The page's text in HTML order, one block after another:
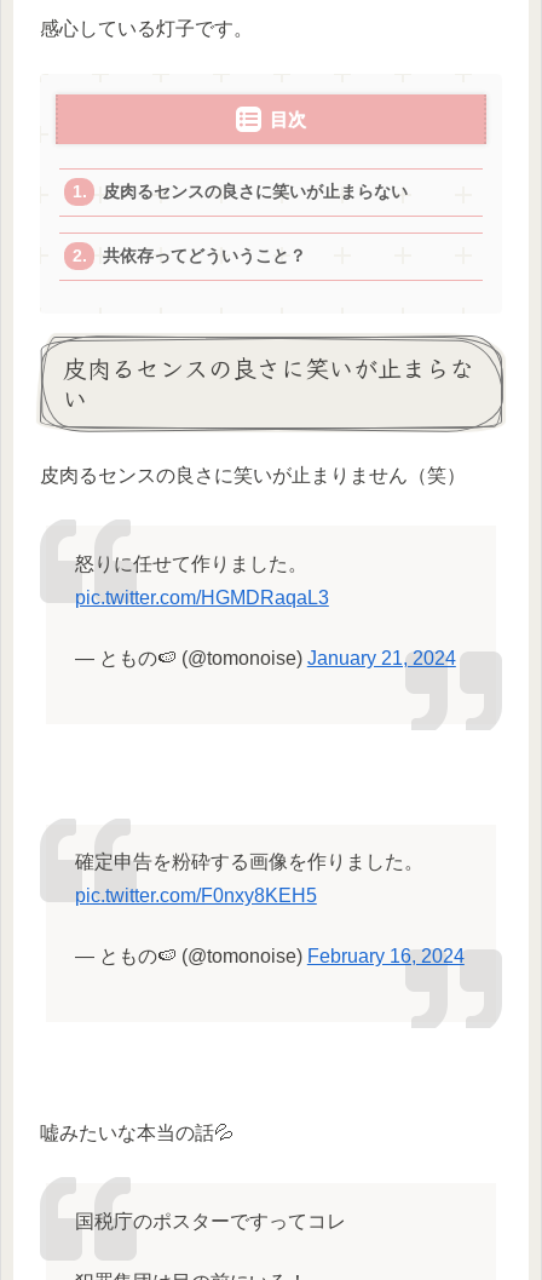
感心している灯子です。
目次
皮肉るセンスの良さに笑いが止まらない
共依存ってどういうこと？
皮肉るセンスの良さに笑いが止まらな
い
皮肉るセンスの良さに笑いが止まりません（笑）
怒りに任せて作りました。
pic.twitter.com/HGMDRaqaL3
— ともの🍉 (@tomonoise) January 21, 2024
確定申告を粉砕する画像を作りました。
pic.twitter.com/F0nxy8KEH5
— ともの🍉 (@tomonoise) February 16, 2024
嘘みたいな本当の話💦
国税庁のポスターですってコレ